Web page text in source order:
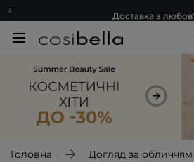
Доставка з
Подарункові
Рекомендуй нас і отримуй
Запитай
Подарункові
Головна Догляд за обличчям